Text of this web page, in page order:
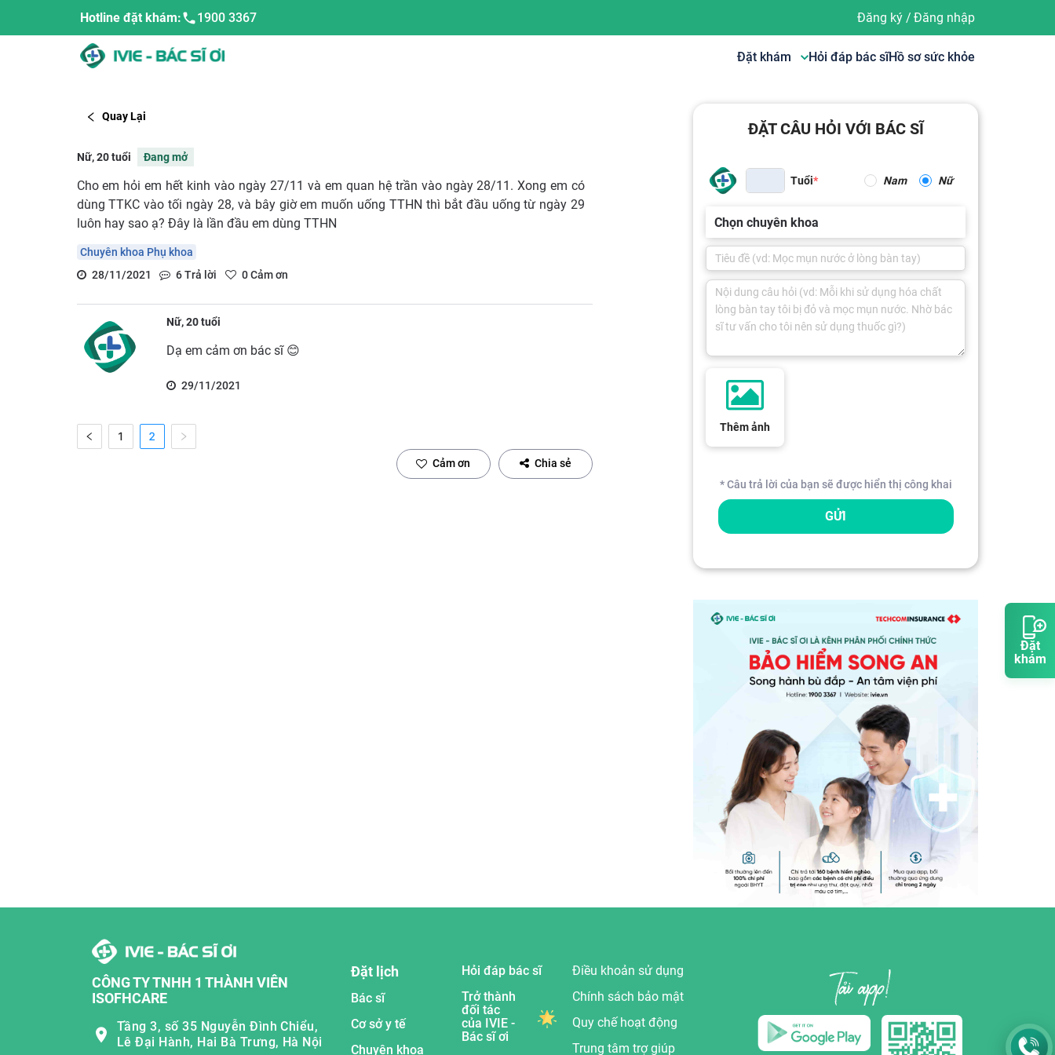
Đặt
khám
Hotline đặt khám: 1900 3367 Đăng ký/ Đăng nhập
Đặt khám Hỏi đáp bác sĩHồ sơ sức khỏe
Quay Lại
Nữ, 20 tuổi Đang mở
Cho em hỏi em hết kinh vào ngày 27/11 và em quan hệ trần vào ngày 28/11. Xong em có
dùng TTKC vào tối ngày 28, và bây giờ em muốn uống TTHN thì bắt đầu uống từ ngày 29
luôn hay sao ạ? Đây là lần đầu em dùng TTHN
Chuyên khoa Phụ khoa
28/11/2021
6Trả lời 0Cảm ơn
Nữ, 20 tuổi
Dạ em cảm ơn bác sĩ 😊
29/11/2021
1 2
Cảm ơn Chia sẻ
ĐẶT CÂU HỎI VỚI BÁC SĨ
Tuổi Nam Nữ
Chọn chuyên khoa
Thêm ảnh
* Câu trả lời của bạn sẽ được hiển thị công khai
GỬI
CÔNG TY TNHH 1 THÀNH VIÊN
ISOFHCARE
Tầng 3, số 35 Nguyễn Đình Chiểu,
Lê Đại Hành, Hai Bà Trưng, Hà Nội
Đặt lịch
Bác sĩ
Cơ sở y tế
Chuyên khoa
Hỏi đáp bác sĩ
Trở thành
đối tác
của IVIE -
Bác sĩ ơi
Điều khoản sử dụng
Chính sách bảo mật
Quy chế hoạt động
Trung tâm trợ giúp